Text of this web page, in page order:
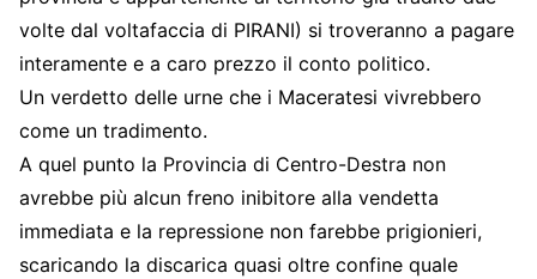
volte dal voltafaccia di PIRANI) si troveranno a pagare
interamente e a caro prezzo il conto politico.
Un verdetto delle urne che i Maceratesi vivrebbero
come un tradimento.
A quel punto la Provincia di Centro-Destra non
avrebbe più alcun freno inibitore alla vendetta
immediata e la repressione non farebbe prigionieri,
scaricando la discarica quasi oltre confine quale